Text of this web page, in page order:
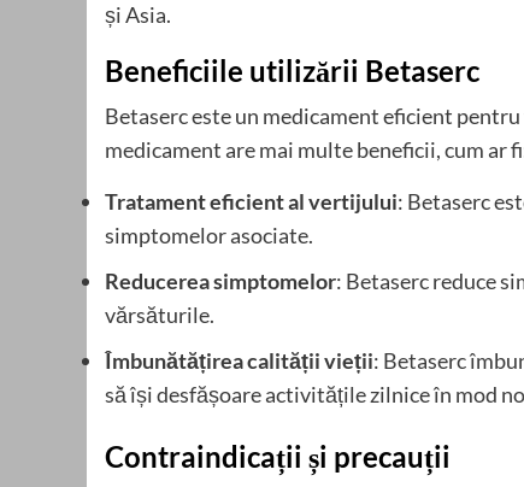
și Asia.
Beneficiile utilizării Betaserc
Betaserc este un medicament eficient
medicament are mai multe beneficii, cum ar
Tratament eficient al vertijului: Betaserc
simptomelor asociate.
Reducerea simptomelor: Betaserc reduce
vărsăturile.
Îmbunătățirea calității vieții: Betaserc
să își desfășoare activitățile zilnice în mod
Contraindicații și precauții